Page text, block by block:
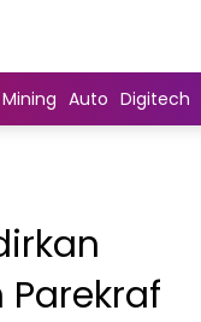
Mining Auto Digitech